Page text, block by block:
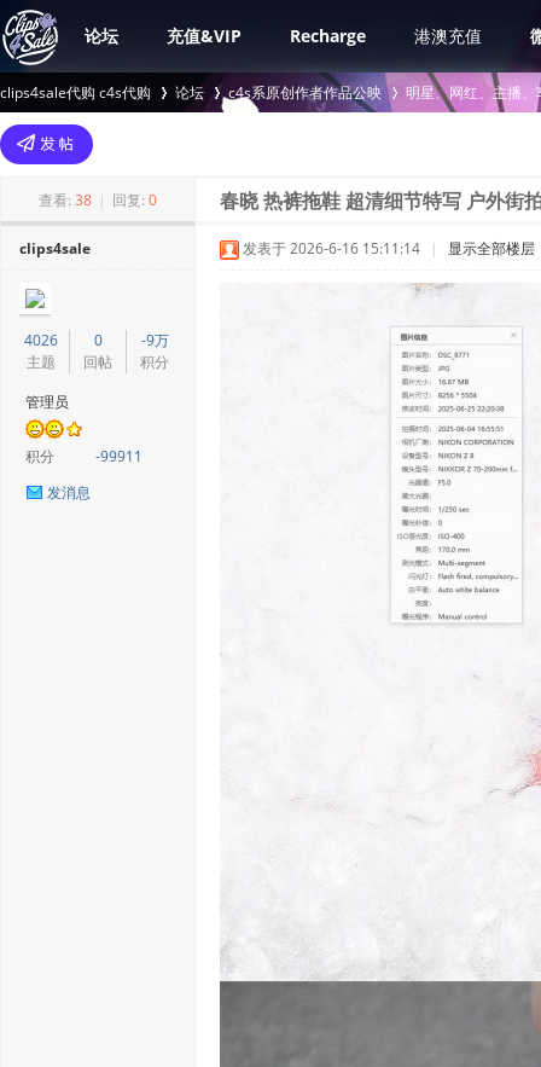
论坛 充值&VIP Recharge 港澳充值
clips4sale代购 c4s代购
>
论坛 c4s系原创作者作品公映
›
明星、网红、主播
查看: 38 | 回复: 0 春晓 热裤拖鞋 超清细节特写 户外街
clips4sale
4026
主题
0
回帖
-9万
积分
管理员
积分
-99911
发消息
发表于 2026-6-16 15:11:14 | 显示全部楼层